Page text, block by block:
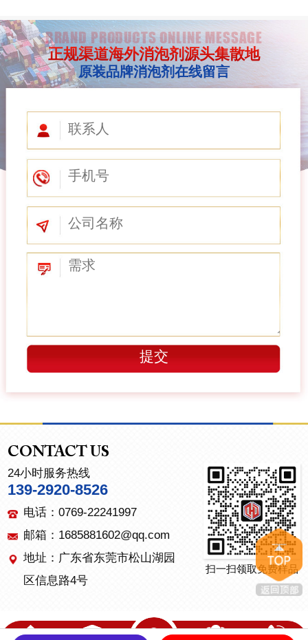
BRAND PRODUCTS ONLINE MESSAGE
正规渠道海外消泡剂源头集散地
原装品牌消泡剂在线留言
CONTACT US
24小时服务热线
139-2920-8526
电话：0769-22241997
邮箱：1685881602@qq.com
地址：广东省东莞市松山湖园
区信息路4号
扫一扫领取免费样品